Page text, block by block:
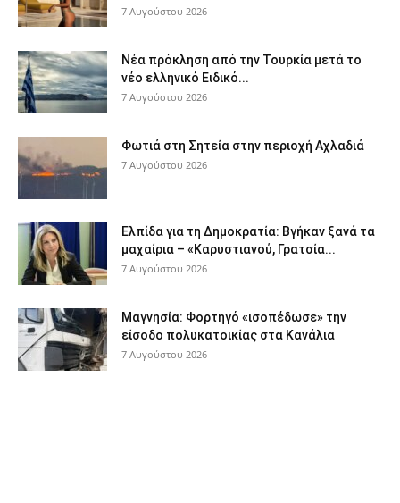
7 Αυγούστου 2026
Νέα πρόκληση από την Τουρκία μετά το
νέο ελληνικό Ειδικό...
7 Αυγούστου 2026
Φωτιά στη Σητεία στην περιοχή Αχλαδιά
7 Αυγούστου 2026
Ελπίδα για τη Δημοκρατία: Βγήκαν ξανά τα
μαχαίρια – «Καρυστιανού, Γρατσία...
7 Αυγούστου 2026
Μαγνησία: Φορτηγό «ισοπέδωσε» την
είσοδο πολυκατοικίας στα Κανάλια
7 Αυγούστου 2026